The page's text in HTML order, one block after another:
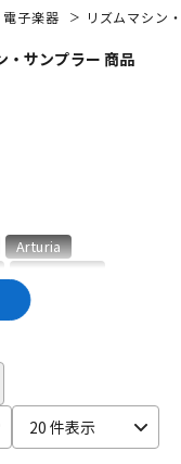
パーカッション
その他楽器
子楽器 リズムマシン
・サンプラー 商品
Arturia
SMITH INSTRUMENTS
HAMMOND
20 件表示